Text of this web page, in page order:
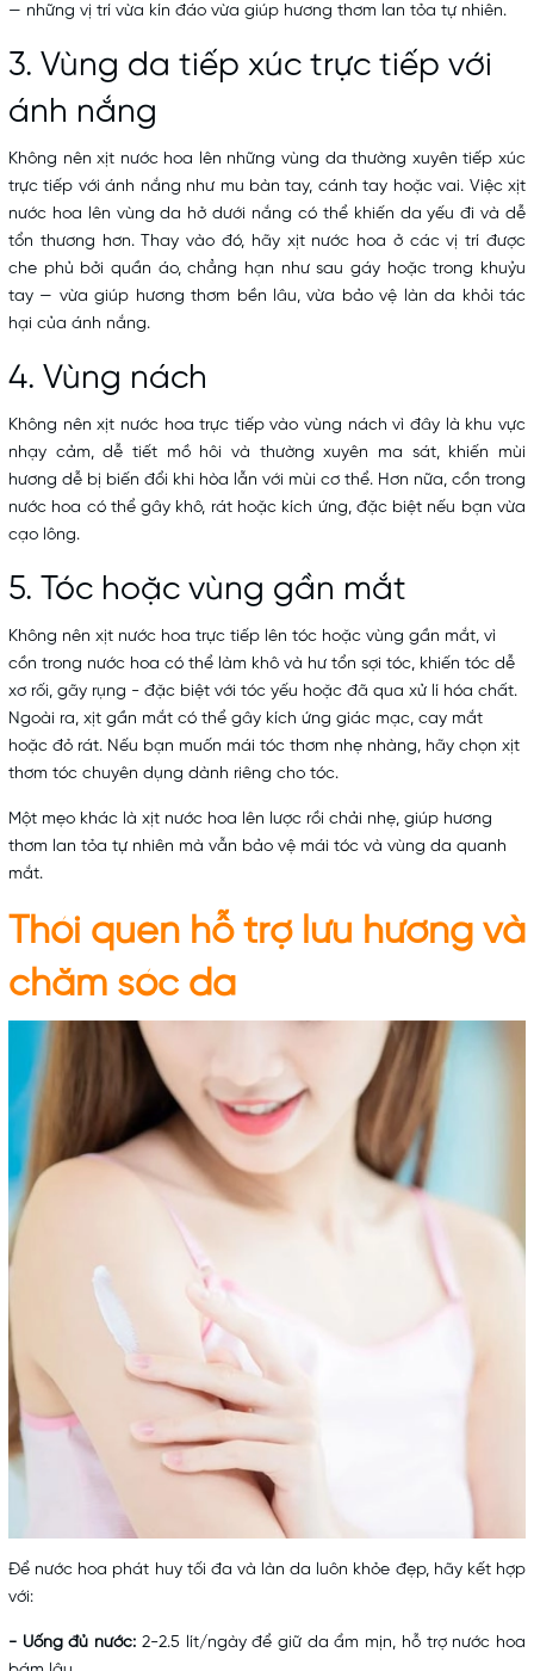
— những vị trí vừa kín đáo vừa giúp hương thơm lan tỏa tự nhiên.
3. Vùng da tiếp xúc trực tiếp với
ánh nắng
Không nên xịt nước hoa lên những vùng da thường xuyên tiếp xúc
trực tiếp với ánh nắng như mu bàn tay, cánh tay hoặc vai. Việc xịt
nước hoa lên vùng da hở dưới nắng có thể khiến da yếu đi và dễ
tổn thương hơn. Thay vào đó, hãy xịt nước hoa ở các vị trí được
che phủ bởi quần áo, chẳng hạn như sau gáy hoặc trong khuỷu
tay — vừa giúp hương thơm bền lâu, vừa bảo vệ làn da khỏi tác
hại của ánh nắng.
4. Vùng nách
Không nên xịt nước hoa trực tiếp vào vùng nách vì đây là khu vực
nhạy cảm, dễ tiết mồ hôi và thường xuyên ma sát, khiến mùi
hương dễ bị biến đổi khi hòa lẫn với mùi cơ thể. Hơn nữa, cồn trong
nước hoa có thể gây khô, rát hoặc kích ứng, đặc biệt nếu bạn vừa
cạo lông.
5. Tóc hoặc vùng gần mắt
Không nên xịt nước hoa trực tiếp lên tóc hoặc vùng gần mắt, vì
cồn trong nước hoa có thể làm khô và hư tổn sợi tóc, khiến tóc dễ
xơ rối, gãy rụng - đặc biệt với tóc yếu hoặc đã qua xử lí hóa chất.
Ngoài ra, xịt gần mắt có thể gây kích ứng giác mạc, cay mắt
hoặc đỏ rát. Nếu bạn muốn mái tóc thơm nhẹ nhàng, hãy chọn xịt
thơm tóc chuyên dụng dành riêng cho tóc.
Một mẹo khác là xịt nước hoa lên lược rồi chải nhẹ, giúp hương
thơm lan tỏa tự nhiên mà vẫn bảo vệ mái tóc và vùng da quanh
mắt.
Thói quen hỗ trợ lưu hương và
chăm sóc da
Để nước hoa phát huy tối đa và làn da luôn khỏe đẹp, hãy kết hợp
với:
- Uống đủ nước: 2-2.5 lít/ngày để giữ da ẩm mịn, hỗ trợ nước hoa